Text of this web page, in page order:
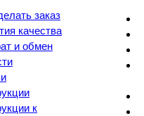
заказ
качества
и обмен
к